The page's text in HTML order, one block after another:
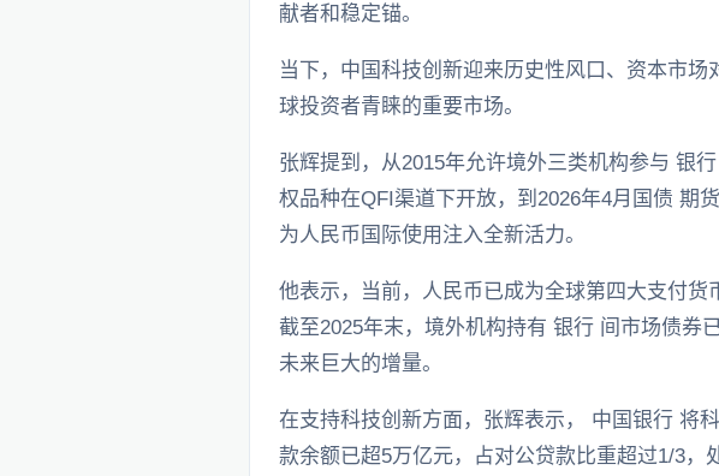
献者和稳定锚。
当下，中国科技创新迎来历史性风口、资本市
球投资者青睐的重要市场。
张辉提到，从2015年允许境外三类机构参与 银
权品种在QFI渠道下开放，到2026年4月国债 期
为人民币国际使用注入全新活力。
他表示，当前，人民币已成为全球第四大支付货
截至2025年末，境外机构持有 银行 间市场债券
未来巨大的增量。
在支持科技创新方面，张辉表示， 中国银行 将
款余额已超5万亿元，占对公贷款比重超过1/3，